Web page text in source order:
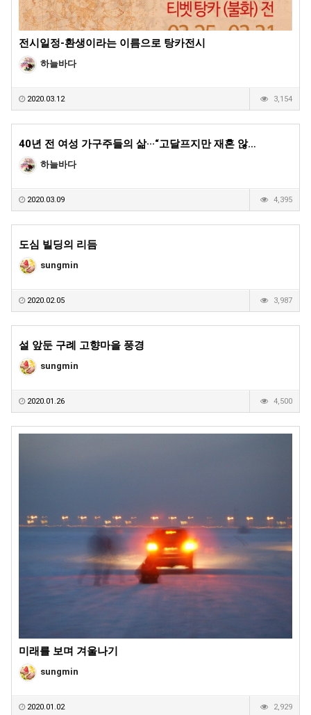
전시일정-환생이라는 이름으로 탕카전시
하늘바다
2020.03.12 3,154
40년 전 여성 가구주들의 삶···“고달프지만 재혼 않…
하늘바다
2020.03.09 4,395
도심 빌딩의 리듬
sungmin
2020.02.05 3,987
설 앞둔 구례 고향마을 풍경
sungmin
2020.01.26 4,500
미래를 보며 겨울나기
sungmin
2020.01.02 2,929